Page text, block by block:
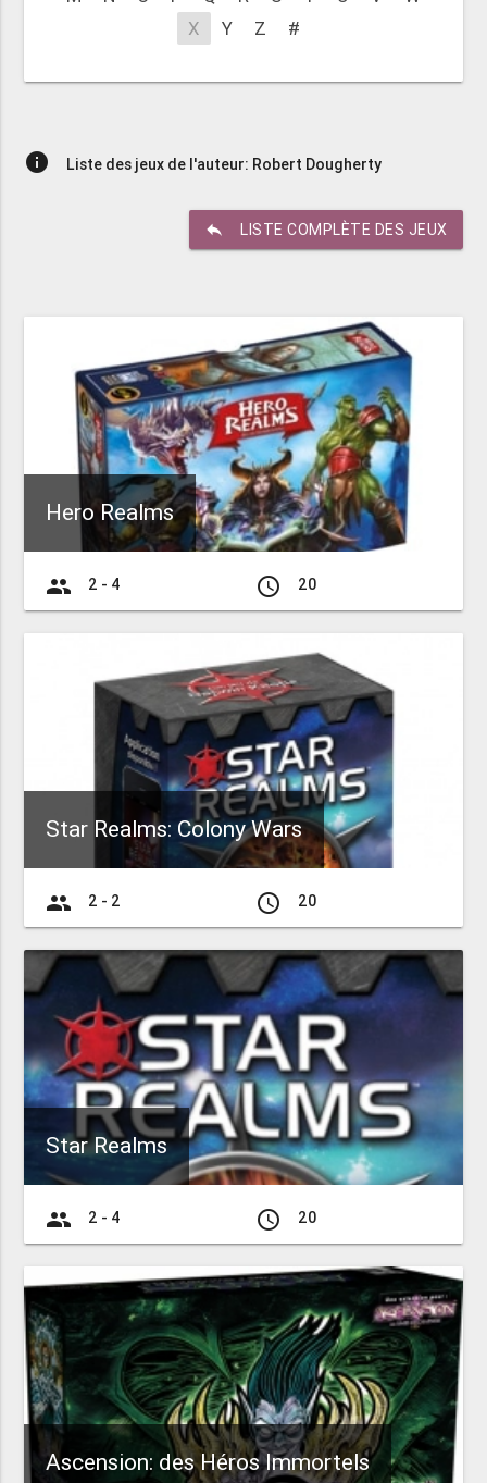
X
Y Z #
info Liste des jeux de l'auteur: Robert Dougherty
reply LISTE COMPLÈTE DES JEUX
Hero Realms
group 2 - 4 access_time 20
Star Realms: Colony Wars
group 2 - 2 access_time 20
Star Realms
group 2 - 4 access_time 20
Ascension: des Héros Immortels